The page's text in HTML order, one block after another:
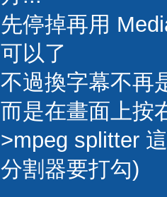
先停掉再用
可以了
不過換字幕不再
而是在畫面上按
>mpeg splitter
分割器要打勾)